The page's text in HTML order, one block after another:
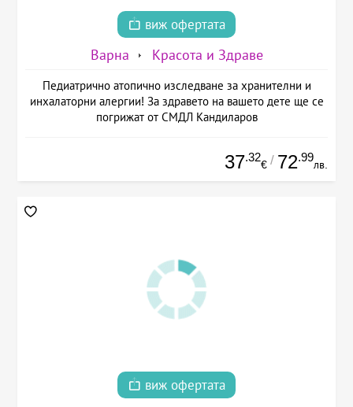
виж офертата
Варна Красота и Здраве
Педиатрично атопично изследване за хранителни и
инхалаторни алергии! За здравето на вашето дете ще се
погрижат от СМДЛ Кандиларов
37.32
€ / 72.99
лв.
виж офертата